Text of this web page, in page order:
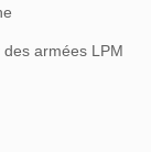
des armées LPM